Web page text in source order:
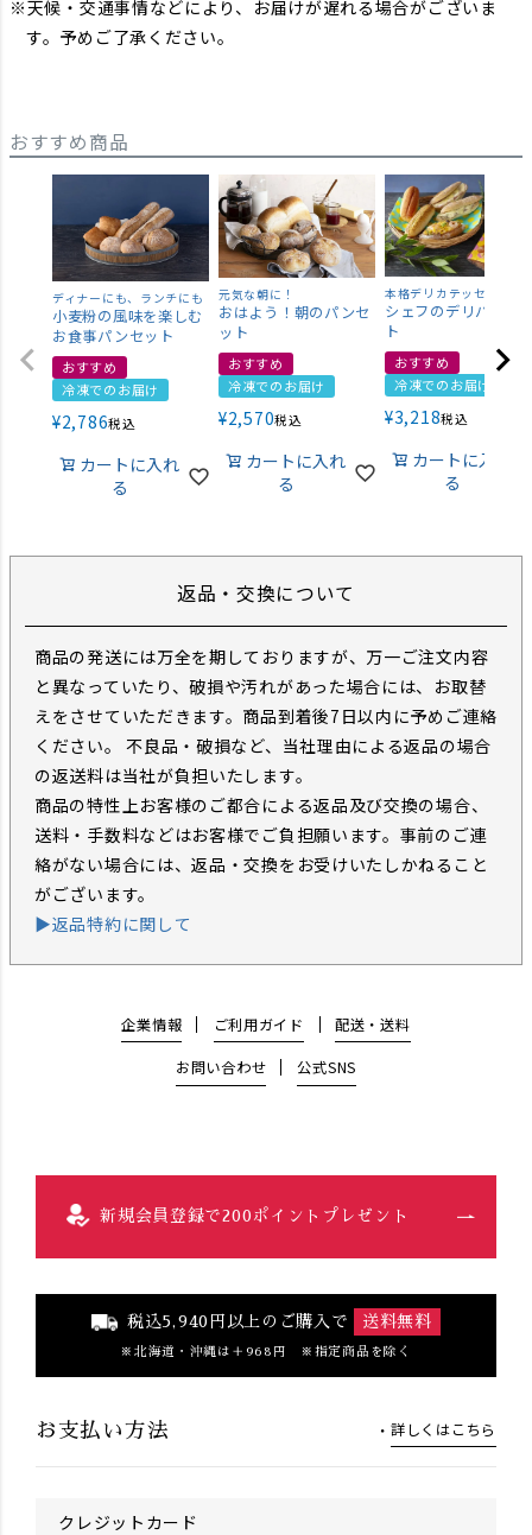
天候・交通事情などにより、お届けが遅れる場合がございま
す。予めご了承ください。
おすすめ商品
ディナーにも、ランチにも
小麦粉の風味を楽しむ
お食事パンセット
おすすめ
冷凍でのお届け
¥2,786税込
カートに入れ
る
元気な朝に！
おはよう！朝のパンセ
ット
おすすめ
冷凍でのお届け
¥2,570税込
カートに入れ
る
本格デリカテッセン
シェフのデリパンセ
ト
おすすめ
冷凍でのお届け
¥3,218税込
カートに入れ
る
返品・交換について
商品の発送には万全を期しておりますが、万一ご注文内容
と異なっていたり、破損や汚れがあった場合には、お取替
えをさせていただきます。商品到着後7日以内に予めご連絡
ください。 不良品・破損など、当社理由による返品の場合
の返送料は当社が負担いたします。
商品の特性上お客様のご都合による返品及び交換の場合、
送料・手数料などはお客様でご負担願います。事前のご連
絡がない場合には、返品・交換をお受けいたしかねること
がございます。
▶返品特約に関して
企業情報 ご利用ガイド 配送・送料
お問い合わせ 公式SNS
新規会員登録で200ポイントプレゼント
税込5,940円以上のご購入で 送料無料
北海道・沖縄は＋968円 ※指定商品を除く
お支払い方法 詳しくはこちら
クレジットカード